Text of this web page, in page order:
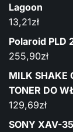
Lagoon
13,21zł
Polaroid PLD
255,90zł
MILK SHAKE
TONER DO
129,69zł
SONY XAV-